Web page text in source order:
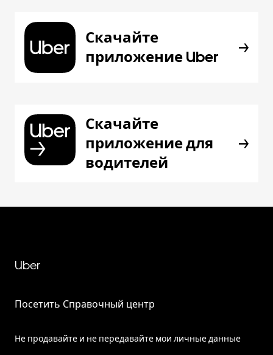
Скачайте
приложение Uber
Скачайте
приложение для
водителей
Uber
Посетить Справочный центр
Не продавайте и не передавайте мои личные данные